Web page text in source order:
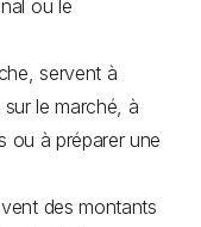
ou le
servent à
sur le marché, à
ou à préparer une
des montants